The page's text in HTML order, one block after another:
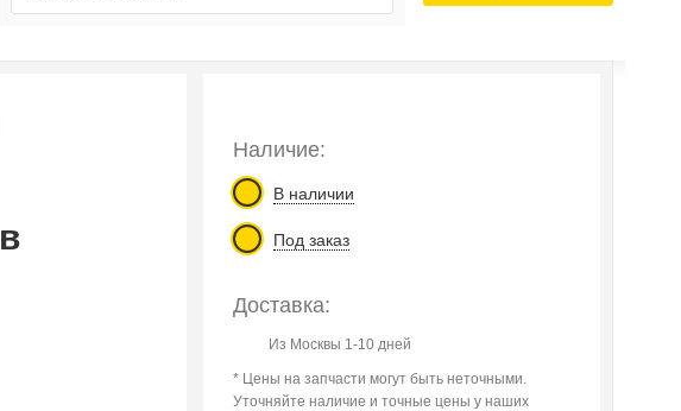
Наличие:
В наличии
Под заказ
Доставка:
Из Москвы 1-10 дней
* Цены на запчасти могут быть неточными.
Уточняйте наличие и точные цены у наших